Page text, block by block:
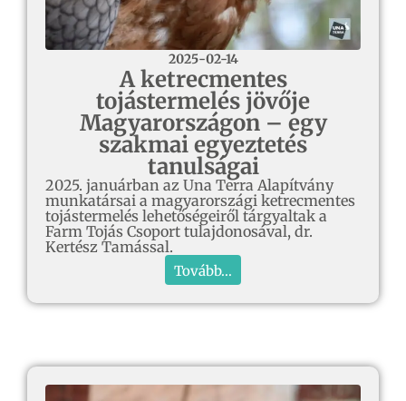
2025-02-14
A ketrecmentes
tojástermelés jövője
Magyarországon – egy
szakmai egyeztetés
tanulságai
2025. januárban az Una Terra Alapítvány
munkatársai a magyarországi ketrecmentes
tojástermelés lehetőségeiről tárgyaltak a
Farm Tojás Csoport tulajdonosával, dr.
Kertész Tamással.
Tovább...